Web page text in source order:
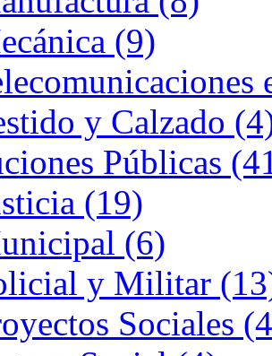
(9)
y Calzado
Públicas
(19)
(6)
y Militar
Sociales